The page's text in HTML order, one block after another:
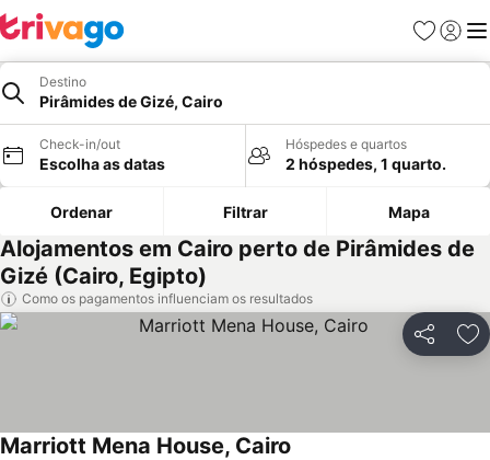
Favoritos
Iniciar
Destino
Pirâmides de Gizé, Cairo
Check-in/out
Escolha as datas
Hóspedes e quartos
2 hóspedes, 1 quarto.
Ordenar Filtrar Mapa
Alojamentos em Cairo perto de Pirâmides de
Gizé (Cairo, Egipto)
Como os pagamentos influenciam os resultados
Partilhar
Marriott Mena House, Cairo